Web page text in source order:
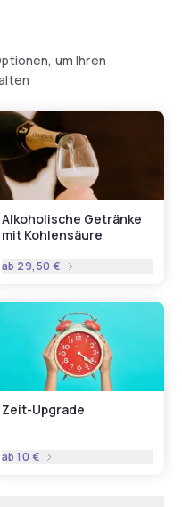
um Ihren
Alkoholische Getränke
mit Kohlensäure
ab 29,50 €
Zeit-Upgrade
ab10 €